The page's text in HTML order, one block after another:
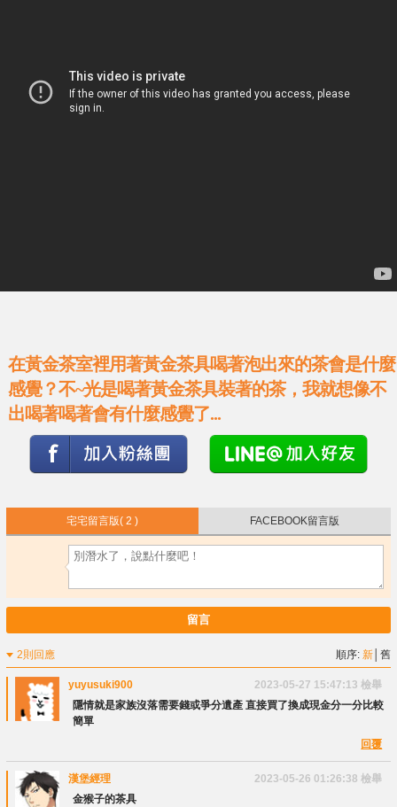
在黃金茶室裡用著黃金茶具喝著泡出來的茶會是什麼
感覺？不~光是喝著黃金茶具裝著的茶，我就想像不
出喝著喝著會有什麼感覺了...
宅宅留言版( 2 ) FACEBOOK留言版
留言
2則回應 順序:新 │舊
yuyusuki900 2023-05-27 15:47:13 檢舉
隱情就是家族沒落需要錢或爭分遺產 直接買了換成現金分一分比較
簡單
回覆
漢堡經理 2023-05-26 01:26:38 檢舉
金猴子的茶具